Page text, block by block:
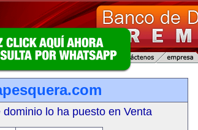
lo ha puesto en Venta